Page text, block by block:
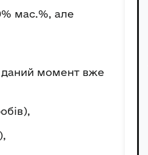
мас.%, але
даний момент вже